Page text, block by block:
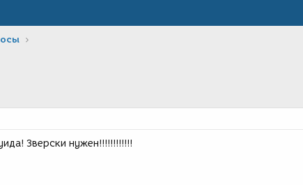
Зверски нужен!!!!!!!!!!!!